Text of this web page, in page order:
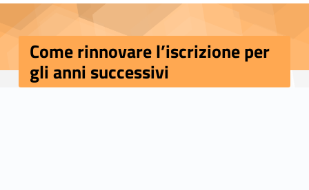
Come rinnovare l’iscrizione per
gli anni successivi